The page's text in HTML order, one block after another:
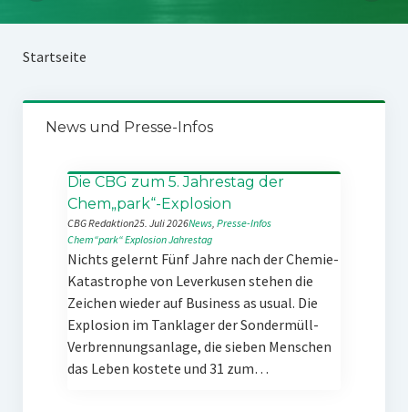
Startseite
News und Presse-Infos
Die CBG zum 5. Jahrestag der
Chem„park“-Explosion
CBG Redaktion25. Juli 2026News, Presse-Infos
Chem“park“ExplosionJahrestag
Nichts gelernt Fünf Jahre nach der Chemie-
Katastrophe von Leverkusen stehen die
Zeichen wieder auf Business as usual. Die
Explosion im Tanklager der Sondermüll-
Verbrennungsanlage, die sieben Menschen
das Leben kostete und 31 zum…